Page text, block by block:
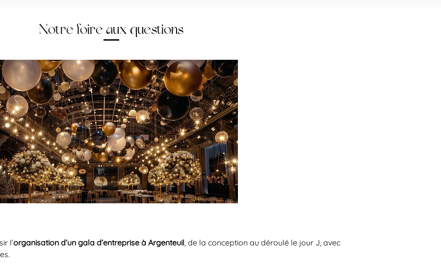
Notre foire aux questions
l’organisation d’un gala d’entreprise à Argenteuil, de la conception au déroulé le jour J, avec